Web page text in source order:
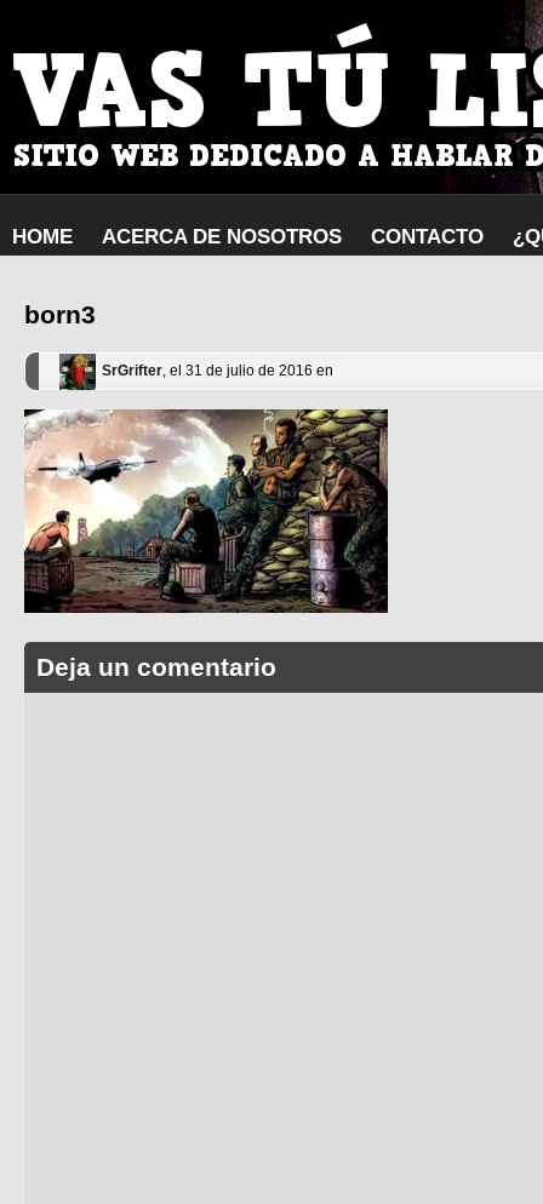
HOME ACERCA DE NOSOTROS CONTACTO
born3
SrGrifter, el 31 de julio de 2016 en
Deja un comentario